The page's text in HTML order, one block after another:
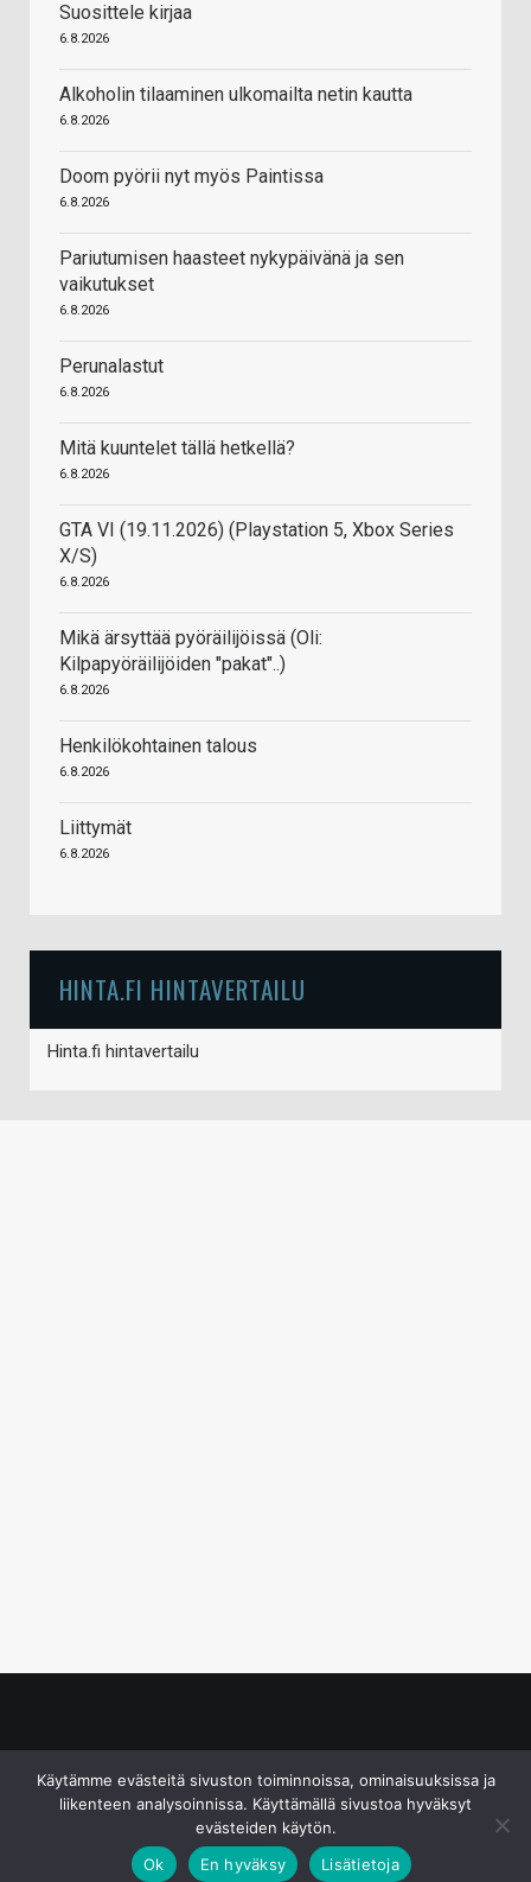
Suosittele kirjaa
6.8.2026
Alkoholin tilaaminen ulkomailta netin kautta
6.8.2026
Doom pyörii nyt myös Paintissa
6.8.2026
Pariutumisen haasteet nykypäivänä ja sen
vaikutukset
6.8.2026
Perunalastut
6.8.2026
Mitä kuuntelet tällä hetkellä?
6.8.2026
GTA VI (19.11.2026) (Playstation 5, Xbox Series
X/S)
6.8.2026
Mikä ärsyttää pyöräilijöissä (Oli:
Kilpapyöräilijöiden "pakat"..)
6.8.2026
Henkilökohtainen talous
6.8.2026
Liittymät
6.8.2026
HINTA.FI HINTAVERTAILU
Hinta.fi hintavertailu
Käytämme evästeitä sivuston toiminnoissa, ominaisuuksissa ja
liikenteen analysoinnissa. Käyttämällä sivustoa hyväksyt
evästeiden käytön.
Ok
En hyväksy Lisätietoja